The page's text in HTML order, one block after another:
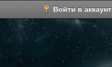
Войти в аккаунт